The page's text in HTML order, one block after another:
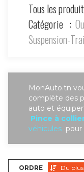
Tous les
Catégorie :
Suspension-
MonAuto.tn
complète des
auto et
Pince à
véhicules pour
ORDRE
Du plus